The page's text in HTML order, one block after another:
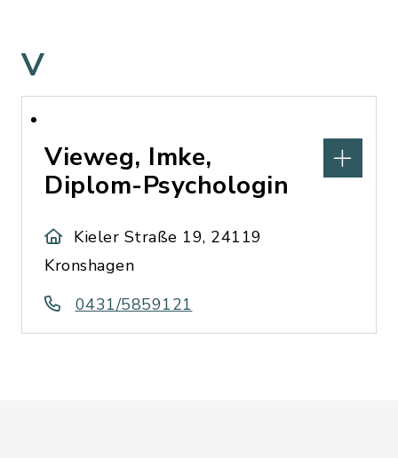
V
Vieweg, Imke,
Diplom-Psychologin
Kieler Straße 19, 24119
Kronshagen
0431/5859121